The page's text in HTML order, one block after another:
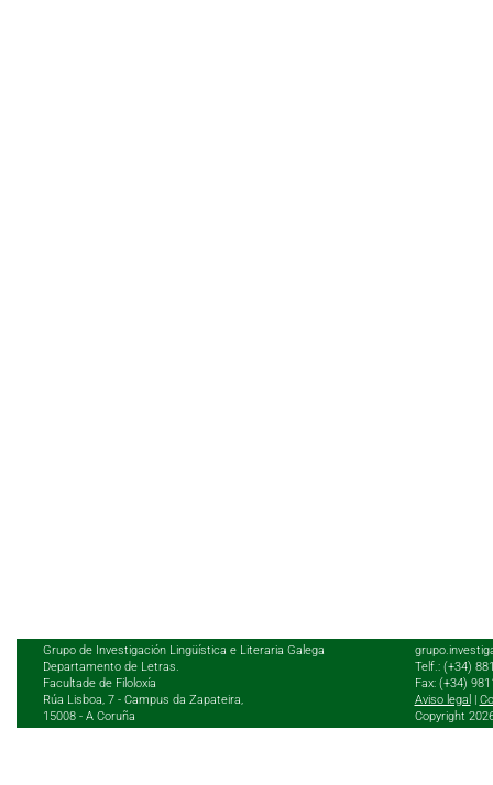
Grupo de Investigación Lingüística e Literaria Galega
Departamento de Letras.
Facultade de Filoloxía
Rúa Lisboa, 7 - Campus da Zapateira,
15008 - A Coruña
Telf.: (+34)
Fax: (+34)
Aviso legal
Copyright